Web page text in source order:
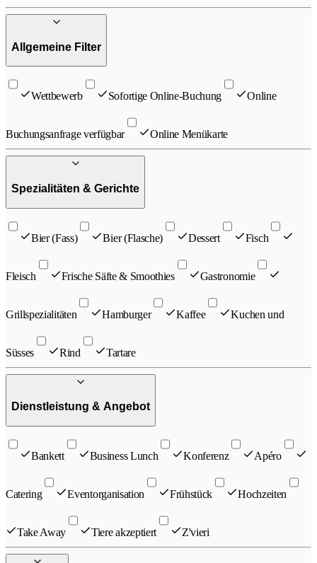
Allgemeine Filter
Wettbewerb Sofortige Online-Buchung Online
Buchungsanfrage verfügbar Online Menükarte
Spezialitäten & Gerichte
Bier (Fass) Bier (Flasche) Dessert Fisch
Fleisch Frische Säfte & Smoothies Gastronomie
Grillspezialitäten Hamburger Kaffee Kuchen und
Süsses Rind Tartare
Dienstleistung & Angebot
Bankett Business Lunch Konferenz Apéro
Catering Eventorganisation Frühstück Hochzeiten
Take Away Tiere akzeptiert Z'vieri